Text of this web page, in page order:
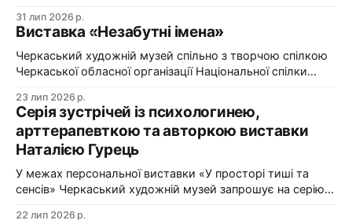
31 лип 2026 р.
Виставка «Незабутні імена»
Черкаський художній музей спільно з творчою спілкою
Черкаської обласної організації Національної спілки
імена». Виставка «Незабутні імена» — це мистецька
подорож у творчий спадок художників Черкащини, чий
життєвий шлях вже завершилися, але їх талант і
сьогодні продовжує промовляти до глядача мовою
образів, кольору та форми. До огляду
23 лип 2026 р.
Серія зустрічей із психологинею,
арттерапевткою та авторкою виставки
Наталією Гурець
У межах персональної виставки «У просторі тиші та
сенсів» Черкаський художній музей запрошує на серію
22 лип 2026 р.